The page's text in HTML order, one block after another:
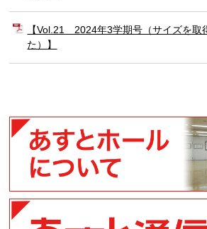
【Vol.21 2024年3学期号（サイズを取
た）】